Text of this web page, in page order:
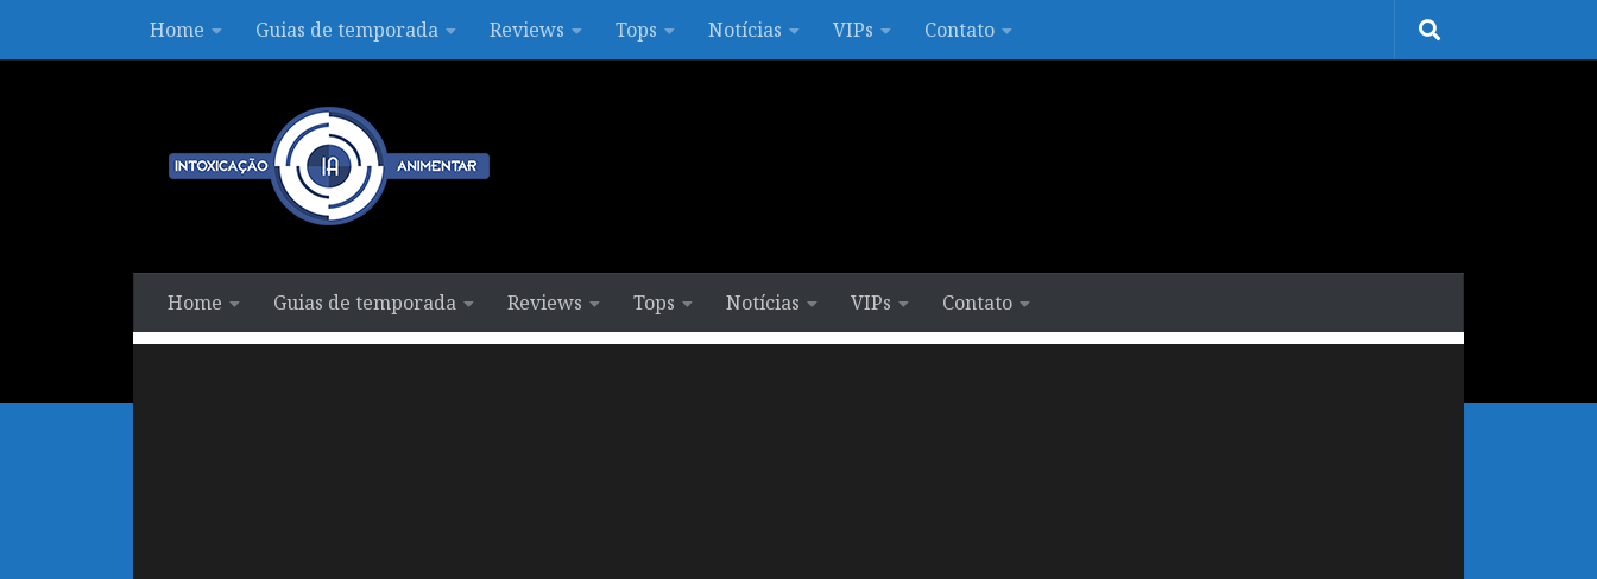
Skip to contentHome Guias de temporada Reviews Tops Notícias VIPs Contato
Home Guias de temporada Reviews Tops Notícias VIPs Contato